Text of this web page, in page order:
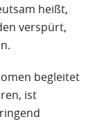
heißt,
verspürt,
begleitet
ist